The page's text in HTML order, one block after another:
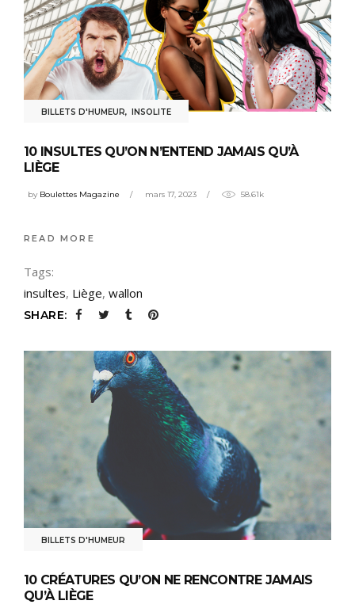
BILLETS D'HUMEUR, INSOLITE
10 INSULTES QU’ON N’ENTEND JAMAIS QU’À
LIÈGE
by Boulettes Magazine mars 17, 2023 58.61k
READ MORE
Tags:
insultes, Liège, wallon
SHARE:
BILLETS D'HUMEUR
10 CRÉATURES QU’ON NE RENCONTRE JAMAIS
QU’À LIÈGE